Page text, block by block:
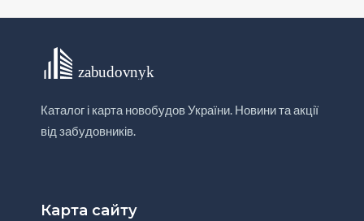
Каталог і карта новобудов України. Новини та акції
від забудовників.
Карта сайту